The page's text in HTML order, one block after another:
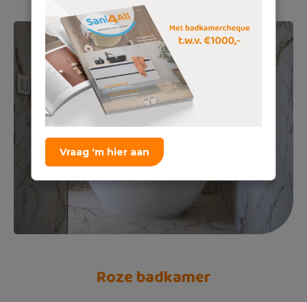
Vraag 'm hier aan
Roze badkamer